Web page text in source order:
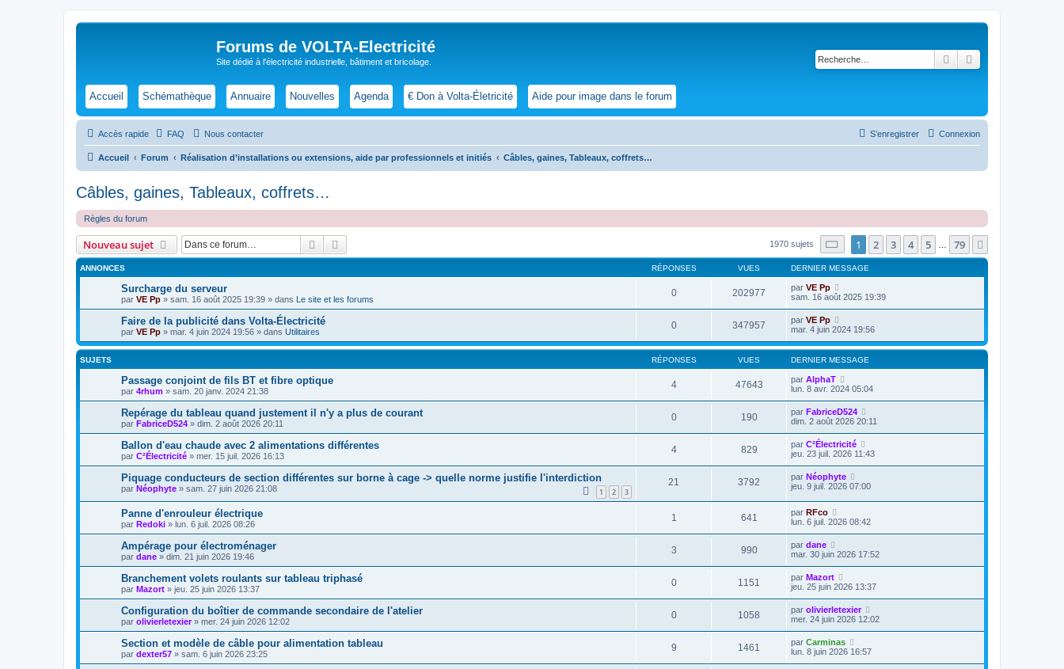
Forums de VOLTA-Electricité
Site dédié à l'électricité industrielle, bâtiment et bricolage. Rechercher
Accueil Schémathèque Annuaire Nouvelles Agenda € Don à Volta-Életricité Aide pour image dans le forum
Accès rapide FAQ Nous contacter Connexion
S’enregistrer
Accueil Forum Réalisation d’installations ou extensions, aide par professionnels et initiés Câbles, gaines, Tableaux, coffrets…
Câbles, gaines, Tableaux, coffrets…
Règles du forum
Nouveau sujet Rechercher 1970 sujets Page sur79
1 2 3 4 5 79
ANNONCES RÉPONSES VUES DERNIER MESSAGE
Surcharge du serveur
par VE Pp » sam. 16 août 2025 19:39 » dans Le site et les forums
0 202977 par VE Pp
sam. 16 août 2025 19:39
Faire de la publicité dans Volta-Électricité
par VE Pp » mar. 4 juin 2024 19:56 » dans Utilitaires
0 347957 par VE Pp
mar. 4 juin 2024 19:56
SUJETS RÉPONSES VUES DERNIER MESSAGE
Passage conjoint de fils BT et fibre optique
par 4rhum » sam. 20 janv. 2024 21:38
4 47643 par AlphaT
lun. 8 avr. 2024 05:04
Repérage du tableau quand justement il n'y a plus de courant
par FabriceD524 » dim. 2 août 2026 20:11
0 190 par FabriceD524
dim. 2 août 2026 20:11
Ballon d'eau chaude avec 2 alimentations différentes
par C²Électricité » mer. 15 juil. 2026 16:13
4 829 par C²Électricité
jeu. 23 juil. 2026 11:43
Piquage conducteurs de section différentes sur borne à cage -> quelle norme justifie l'interdiction
par Néophyte » sam. 27 juin 2026 21:08 1 2 3
21 3792 par Néophyte
jeu. 9 juil. 2026 07:00
Panne d'enrouleur électrique
par Redoki » lun. 6 juil. 2026 08:26
1 641 par RFco
lun. 6 juil. 2026 08:42
Ampérage pour électroménager
par dane » dim. 21 juin 2026 19:46
3 990 par dane
mar. 30 juin 2026 17:52
Branchement volets roulants sur tableau triphasé
par Mazort » jeu. 25 juin 2026 13:37
0 1151 par Mazort
jeu. 25 juin 2026 13:37
Configuration du boîtier de commande secondaire de l'atelier
par olivierletexier» mer. 24 juin 2026 12:02
0 1058 par olivierletexier
mer. 24 juin 2026 12:02
Section et modèle de câble pour alimentation tableau
par dexter57 » sam. 6 juin 2026 23:25
9 1461 par Carminas
lun. 8 juin 2026 16:57